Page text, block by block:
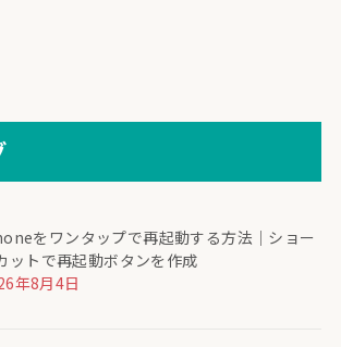
をワンタップで再起動する方法｜ショー
ットで再起動ボタンを作成
年8月4日